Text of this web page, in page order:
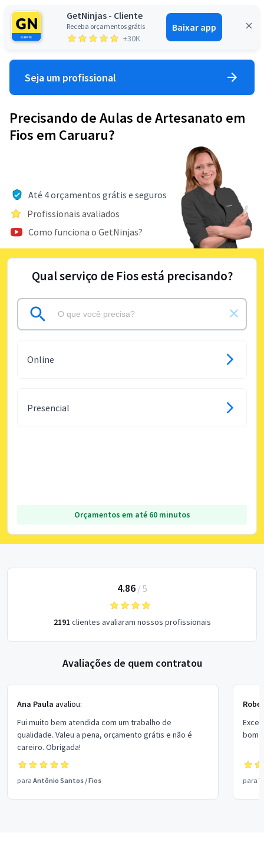
GetNinjas - Cliente
Receba orçamentos grátis
+30K
Baixar app
Entrar
Seja um profissional
Precisando de Aulas de Artesanato em
Fios em Caruaru?
Até 4 orçamentos grátis e seguros
Profissionais avaliados
Como funciona o GetNinjas?
Qual serviço de Fios está precisando?
Online
Presencial
Orçamentos em até 60 minutos
4.86/ 5
2191 clientes avaliaram nossos profissionais
Avaliações de quem contratou
Ana Paula avaliou:
Fui muito bem atendida com um trabalho de
qualidade. Valeu a pena, orçamento grátis e não é
careiro. Obrigada!
para Antônio Santos /Fios
bom
para